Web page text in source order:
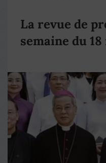
La revue de
semaine du